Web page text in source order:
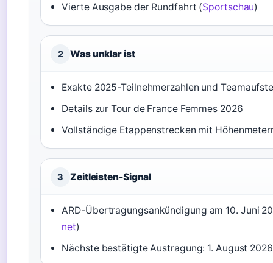
Vierte Ausgabe der Rundfahrt (Sportschau)
2 Was unklar ist
Exakte 2025-Teilnehmerzahlen und
Details zur Tour de France Femmes 2026
Vollständige Etappenstrecken mit
3 Zeitleisten-Signal
ARD-Übertragungsankündigung am 10. Juni
net)
Nächste bestätigte Austragung: 1. August